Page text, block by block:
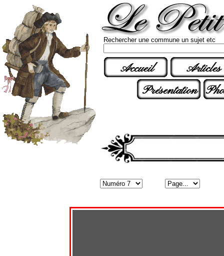
Rechercher une commune un sujet etc
Accueil
Articles
Présentation